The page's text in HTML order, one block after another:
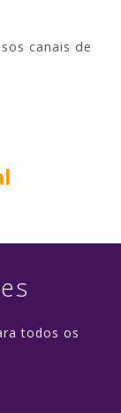
canais de
todos os